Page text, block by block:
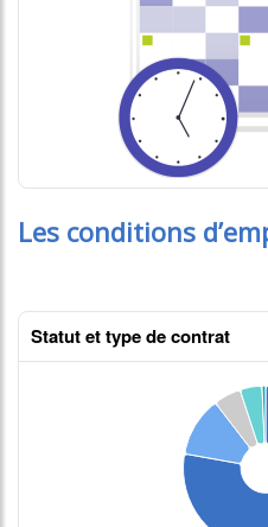
Les conditions
Statut et type de contrat